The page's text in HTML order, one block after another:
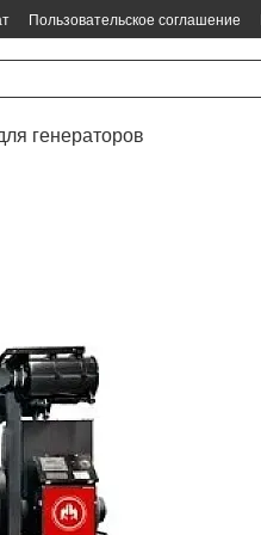
Пользовательское соглашение
генераторов